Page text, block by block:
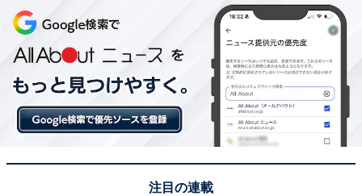
坂上 恵
All About ニュースの編集者。オールアバウトに入社後、SNSトレン
ドにフォーカスした記事執筆やSEOライティングの経験を経て、の
ちにAll About ニュースチームのメンバーに加入。現在は旅行・カル
チャー・エンタメなどを中心に企画編集を担当。東京都出身。居酒
屋巡りとスポーツ観戦が生きがい。
...続きを読む
注目の連載